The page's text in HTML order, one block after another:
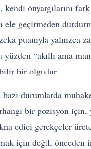
kendi önyargılarını
ele geçirmeden
puanıyla yalnızca
“akıllı ama
bir olgudur.
bazı durumlarda
bir pozisyon için,
edici gerekçeler
için değil, önceden